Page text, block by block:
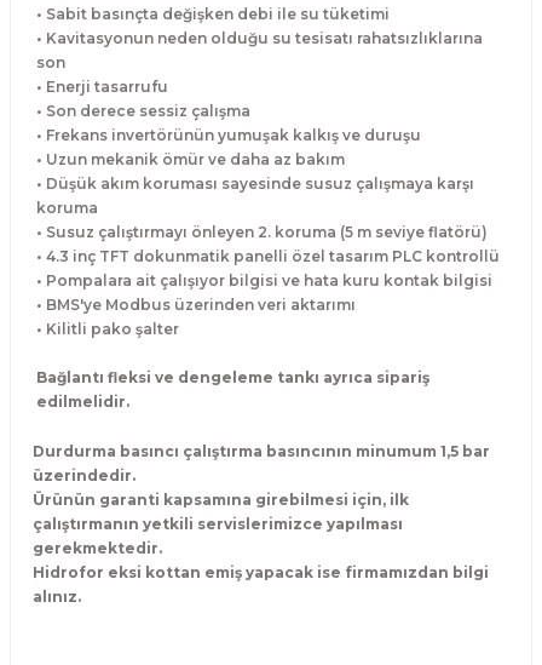
• Sabit basınçta değişken debi ile su tüketimi
• Kavitasyonun neden olduğu su tesisatı rahatsızlıklarına
son
• Enerji tasarrufu
• Son derece sessiz çalışma
• Frekans invertörünün yumuşak kalkış ve duruşu
• Uzun mekanik ömür ve daha az bakım
• Düşük akım koruması sayesinde susuz çalışmaya karşı
koruma
• Susuz çalıştırmayı önleyen 2. koruma (5 m seviye flatörü)
• 4.3 inç TFT dokunmatik panelli özel tasarım PLC kontrollü
• Pompalara ait çalışıyor bilgisi ve hata kuru kontak bilgisi
• BMS'ye Modbus üzerinden veri aktarımı
• Kilitli pako şalter
Bağlantı fleksi ve dengeleme tankı ayrıca sipariş
edilmelidir.
Durdurma basıncı çalıştırma basıncının minumum 1,5 bar
üzerindedir.
Ürünün garanti kapsamına girebilmesi için, ilk
çalıştırmanın yetkili servislerimizce yapılması
gerekmektedir.
Hidrofor eksi kottan emiş yapacak ise firmamızdan bilgi
alınız.